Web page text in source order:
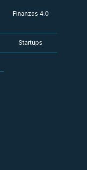
Finanzas 4.0
Startups